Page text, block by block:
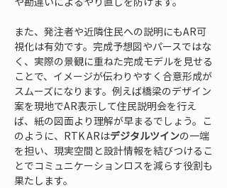
また、発注者や近隣住民への説明にもAR可
視化は有効です。完成予想図やパースではな
く、実際の景観に重ねた完成モデルを見せる
ことで、イメージが伝わりやすく合意形成が
スムーズになります。例えば橋梁のデザイン
案を現地でAR表示して住民説明会を行え
ば、紙の図面より理解が早まるでしょう。こ
のように、RTK ARはデジタルツインの一端
を担い、現実空間と設計情報を結びつけるこ
とでコミュニケーションロスを減らす役割も
果たします。